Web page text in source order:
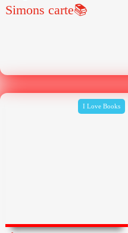
Simons carte📚
I Love Books